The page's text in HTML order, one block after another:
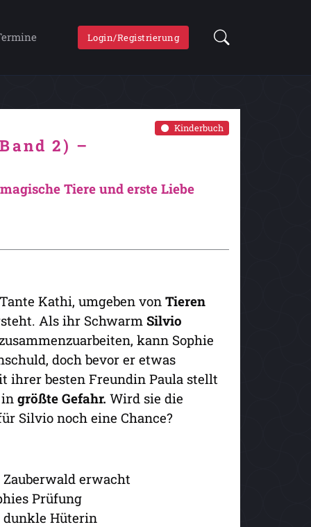
Login/Registrierung
Kinderbuch
2) –
Tiere und erste Liebe
Kathi, umgeben von Tieren
Als ihr Schwarm Silvio
kann Sophie
doch bevor er etwas
ihrer besten Freundin Paula stellt
in größte Gefahr. Wird sie die
Silvio noch eine Chance?
Zauberwald erwacht
Prüfung
dunkle Hüterin